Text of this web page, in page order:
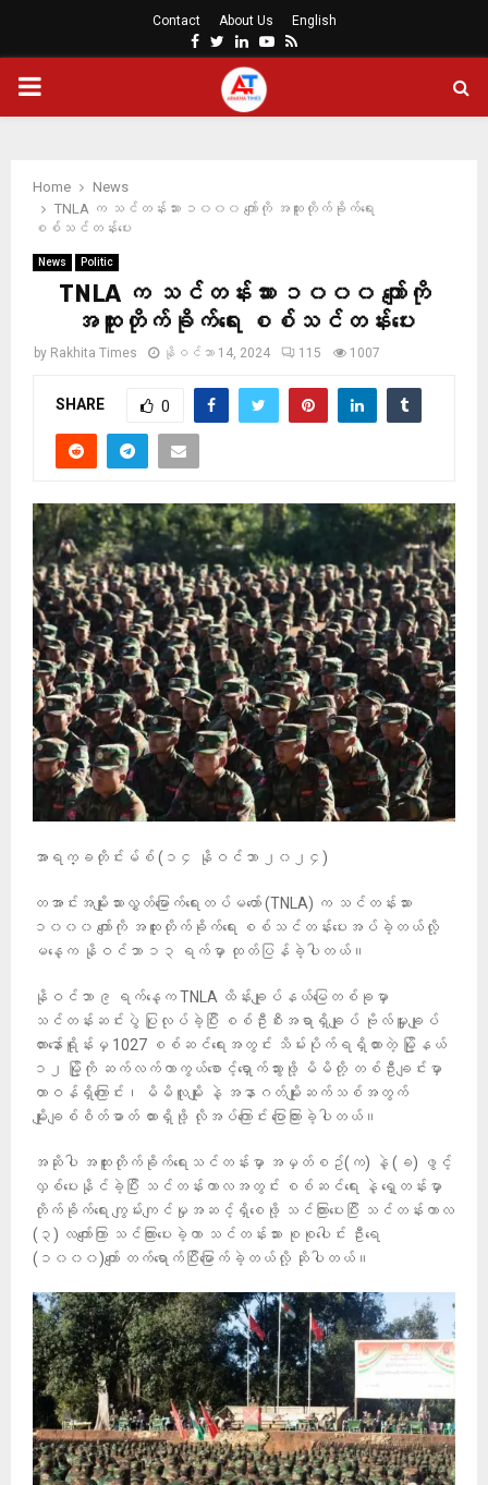
Contact About Us English
Facebook
Twitter
LinkedinYoutube
Rss
PRIMARY
Home
News
TNLA က သင်တန်းသား ၁၀၀၀ ကျော်ကို အထူးတိုက်ခိုက်ရေး
စစ်သင်တန်းပေး
News Politic
TNLA က သင်တန်းသား ၁၀၀၀ ကျော်ကို
အထူးတိုက်ခိုက်ရေး စစ်သင်တန်းပေး
by Rakhita Times နိုဝင်ဘာ 14, 2024 115 1007
SHARE 0
အာရက္ခတိုင်းမ်စ် (၁၄ နိုဝင်ဘာ ၂၀၂၄)
တအာင်းအမျိုးသားလွှတ်မြောက်ရေးတပ်မတော် (TNLA) က သင်တန်းသား
၁၀၀၀ ကျော်ကို အထူးတိုက်ခိုက်ရေး စစ်သင်တန်းပေးအပ်ခဲ့တယ်လို့
မနေ့က နိုဝင်ဘာ ၁၃ ရက်မှာ ထုတ်ပြန်ခဲ့ပါတယ်။
နိုဝင်ဘာ ၉ ရက်နေ့က TNLA ထိန်းချုပ်နယ်မြေတစ်ခုမှာ
သင်တန်းဆင်းပွဲ ပြုလုပ်ခဲ့ပြီး စစ်ဦးစီးအရာရှိချုပ် ဗိုလ်မှူးချုပ်
တားနော်ရိူန်းမှ 1027 စစ်ဆင်ရေးအတွင်း သိမ်းပိုက်ရရှိထားတဲ့ မြို့နယ်
၁၂ မြို့ကို ဆက်လက်ကာကွယ်စောင့်ရှောက်သွားဖို့ မိမိတို့ တစ်ဦးချင်းမှာ
တာဝန်ရှိကြောင်း၊ မိမိလူမျိုး နဲ့ အနာဂတ်မျိုးဆက်သစ်အတွက်
မျိုးချစ်စိတ်ဓာတ် ထားရှိဖို့ လိုအပ်ကြောင်း ပြောကြားခဲ့ပါတယ်။
အဆိုပါ အထူးတိုက်ခိုက်ရေးသင်တန်းမှာ အမှတ်စဥ်(က) နဲ့ (ခ) ဖွင့်
လှစ်ပေးနိုင်ခဲ့ပြီး သင်တန်းကာလအတွင်း စစ်ဆင်ရေး နဲ့ ရှေ့တန်းမှာ
တိုက်ခိုက်ရေး ကျွမ်းကျင်မှုအဆင့်ရှိစေဖို့ သင်ကြားပေးပြီး သင်တန်းကာလ
(၃) လကျော်ကြာ သင်ကြားပေးခဲ့ကာ သင်တန်းသား စုစုပေါင်း ဦးရေ
(၁၀၀၀)ကျော် တက်ရောက်ပြီးမြောက်ခဲ့တယ်လို့ ဆိုပါတယ်။